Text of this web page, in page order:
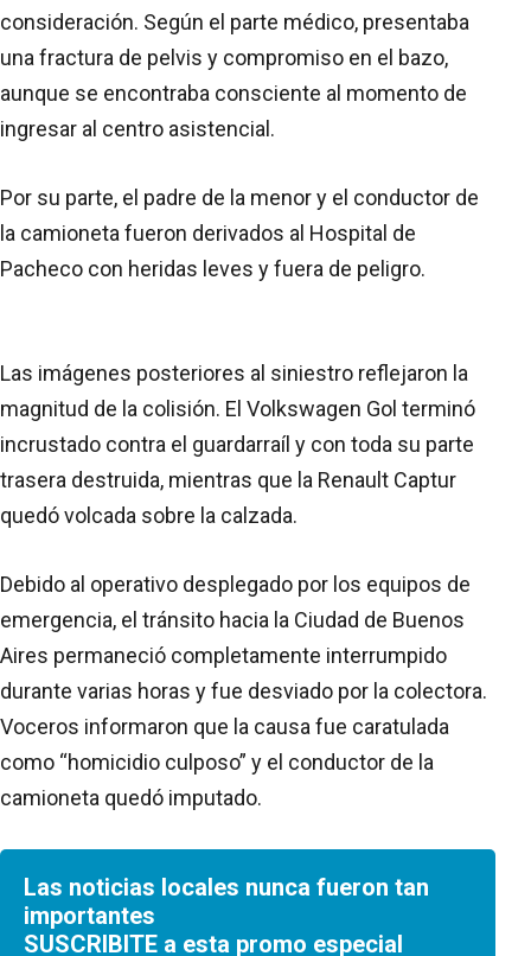
consideración. Según el parte médico, presentaba
una fractura de pelvis y compromiso en el bazo,
aunque se encontraba consciente al momento de
ingresar al centro asistencial.
Por su parte, el padre de la menor y el conductor de
la camioneta fueron derivados al Hospital de
Pacheco con heridas leves y fuera de peligro.
Las imágenes posteriores al siniestro reflejaron la
magnitud de la colisión. El Volkswagen Gol terminó
incrustado contra el guardarraíl y con toda su parte
trasera destruida, mientras que la Renault Captur
quedó volcada sobre la calzada.
Debido al operativo desplegado por los equipos de
emergencia, el tránsito hacia la Ciudad de Buenos
Aires permaneció completamente interrumpido
durante varias horas y fue desviado por la colectora.
Voceros informaron que la causa fue caratulada
como “homicidio culposo” y el conductor de la
camioneta quedó imputado.
Las noticias locales nunca fueron tan
importantes
SUSCRIBITE a esta promo especial